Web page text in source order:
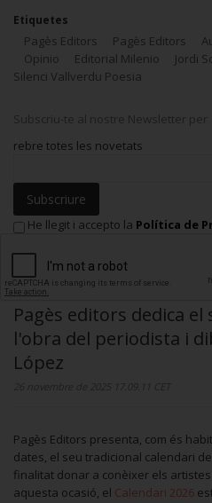
Etiquetes
Pagès Editors Pagès Editors
Opinio
Editorial Milenio Jordi
Silenci Vallverdu Poesia
Subscriu-te al nostre Newsletter per
rebre totes les novetats
Subscriure
He llegit i accepto la Política de
Pagès editors dedica el
l'obra del periodista i
López
26 novembre de 2025 17.09.11 CET
Pagès Editors presenta, com és
dates, el seu tradicional calendari
finalitat donar a conèixer els
aquesta ocasió, el Calendari 2026